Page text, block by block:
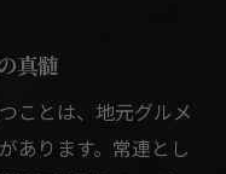
真髄
ことは、地元グルメ
あります。常連とし